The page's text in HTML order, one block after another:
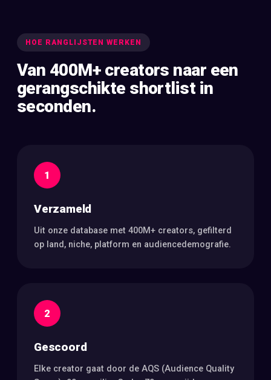
HOE RANGLIJSTEN WERKEN
Van 400M+ creators naar een
gerangschikte shortlist in
seconden.
1
Verzameld
Uit onze database met 400M+ creators, gefilterd
op land, niche, platform en audiencedemografie.
2
Gescoord
Elke creator gaat door de AQS (Audience Quality